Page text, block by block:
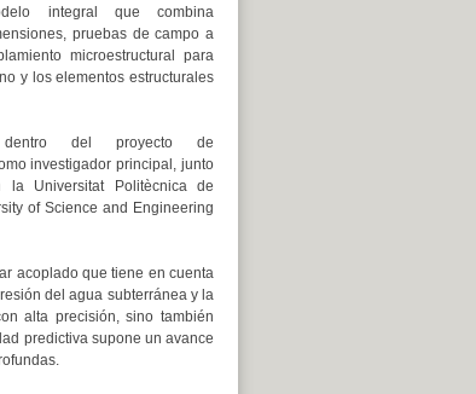
integral que combina
pruebas de campo a
microestructural para
y los elementos estructurales
del proyecto de
investigador principal, junto
Universitat Politècnica de
of Science and Engineering
acoplado que tiene en cuenta
del agua subterránea y la
alta precisión, sino también
predictiva supone un avance